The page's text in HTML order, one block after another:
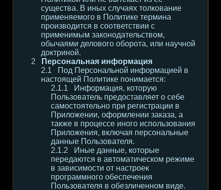
существа. В иных случаях толкование
применяемого в Политике термина
производится в соответствии с
применимым законодательством,
обычаями делового оборота, или научной
доктриной.
Персональная информация
Под Персональной информацией в
настоящей Политике понимается:
Информация, которую
Пользователь предоставляет о себе
самостоятельно при регистрации в
Приложении, оформлении заказа, а
также в процессе иного использования
Приложения, включая персональные
данные Пользователя.
Иные данные, которые
передаются в автоматическом режиме
в зависимости от настроек
программного обеспечения
Пользователя в обезличенном виде.